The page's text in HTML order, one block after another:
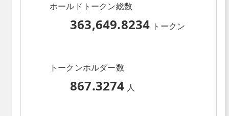
ホールドトークン総数
363,649.8234 トークン
トークンホルダー数
867.3274 人